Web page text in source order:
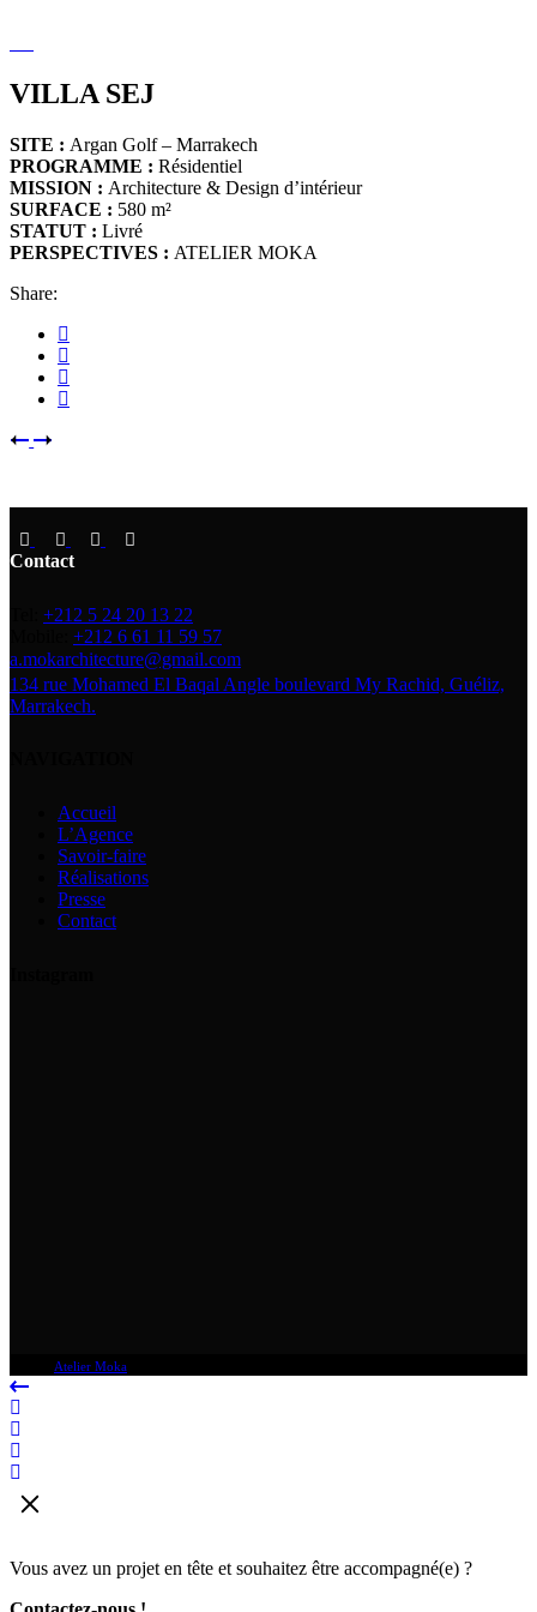
VILLA SEJ
SITE : Argan Golf – Marrakech
PROGRAMME : Résidentiel
MISSION : Architecture & Design d’intérieur
SURFACE : 580 m²
STATUT : Livré
PERSPECTIVES : ATELIER MOKA
Share:
Contact
+212 5 24 20 13 22
+212 6 61 11 59 57
a.mokarchitecture@gmail.com
134 rue Mohamed El Baqal Angle boulevard My Rachid, Guéliz,
Marrakech.
Accueil
L’Agence
Savoir-faire
Réalisations
Presse
Contact
Atelier Moka
Vous avez un projet en tête et souhaitez être accompagné(e) ?